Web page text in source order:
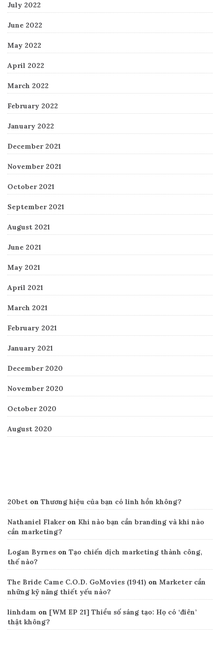
July 2022
June 2022
May 2022
April 2022
March 2022
February 2022
January 2022
December 2021
November 2021
October 2021
September 2021
August 2021
June 2021
May 2021
April 2021
March 2021
February 2021
January 2021
December 2020
November 2020
October 2020
August 2020
20bet on Thương hiệu của bạn có linh hồn không?
Nathaniel Flakeron Khi nào bạn cần branding và khi nào
cần marketing?
Logan Byrnes on Tạo chiến dịch marketing thành công,
thế nào?
The Bride Came C.O.D. GoMovies (1941) on Marketer cần
những kỹ năng thiết yếu nào?
linhdam on [WM EP 21] Thiểu số sáng tạo: Họ có ‘điên’
thật không?